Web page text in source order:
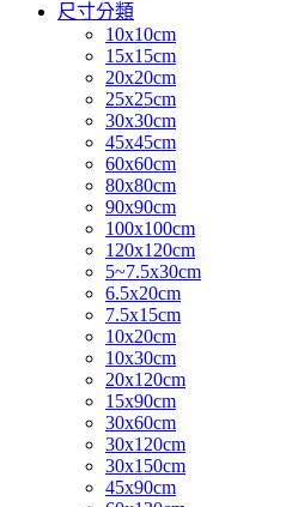
尺寸分類
10x10cm
15x15cm
20x20cm
25x25cm
30x30cm
45x45cm
60x60cm
80x80cm
90x90cm
100x100cm
120x120cm
5~7.5x30cm
6.5x20cm
7.5x15cm
10x20cm
10x30cm
20x120cm
15x90cm
30x60cm
30x120cm
30x150cm
45x90cm